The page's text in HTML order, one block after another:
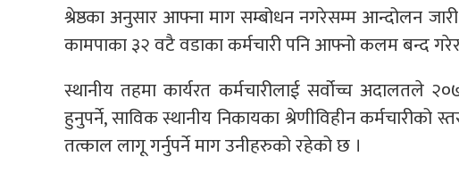
श्रेष्ठका अनुसार आफ्ना माग सम्बोधन नगरेसम्म आन्दोलन
कामपाका ३२ वटै वडाका कर्मचारी पनि आफ्नो कलम बन्द
स्थानीय तहमा कार्यरत कर्मचारीलाई सर्वोच्च
हुनुपर्ने, साविक स्थानीय निकायका श्रेणीविहीन कर्मचारीको
तत्काल लागू गर्नुपर्ने माग उनीहरुको रहेको छ ।